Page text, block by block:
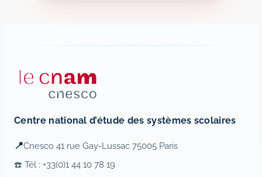
Centre national d’étude des systèmes scolaires
📍Cnesco 41 rue Gay-Lussac 75005 Paris
☎️ Tél : +33(0)1 44 10 78 19